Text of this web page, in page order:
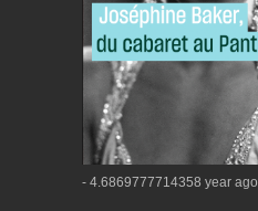
- 4.6869777714358 year ago